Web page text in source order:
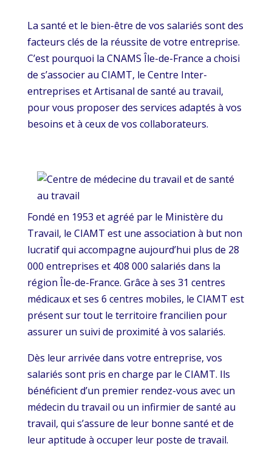
La santé et le bien-être de vos salariés sont des
facteurs clés de la réussite de votre entreprise.
C’est pourquoi la CNAMS Île-de-France a choisi
de s’associer au CIAMT, le Centre Inter-
entreprises et Artisanal de santé au travail,
pour vous proposer des services adaptés à vos
besoins et à ceux de vos collaborateurs.
Fondé en 1953 et agréé par le Ministère du
Travail, le CIAMT est une association à but non
lucratif qui accompagne aujourd’hui plus de 28
000 entreprises et 408 000 salariés dans la
région Île-de-France. Grâce à ses 31 centres
médicaux et ses 6 centres mobiles, le CIAMT est
présent sur tout le territoire francilien pour
assurer un suivi de proximité à vos salariés.
Dès leur arrivée dans votre entreprise, vos
salariés sont pris en charge par le CIAMT. Ils
bénéficient d’un premier rendez-vous avec un
médecin du travail ou un infirmier de santé au
travail, qui s’assure de leur bonne santé et de
leur aptitude à occuper leur poste de travail.